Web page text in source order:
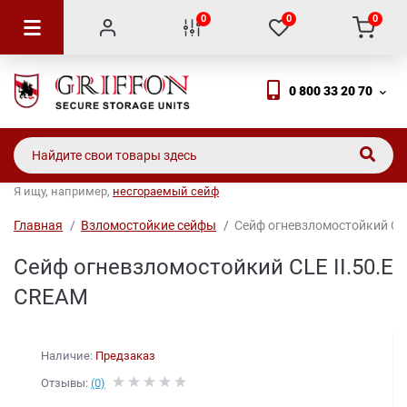
0 0 0
0 800 33 20 70
Я ищу, например, несгораемый сейф
Главная Взломостойкие сейфы Сейф огневзломостойкий
Сейф огневзломостойкий CLE II.50.E
CREAM
Наличие: Предзаказ
Отзывы: (0)